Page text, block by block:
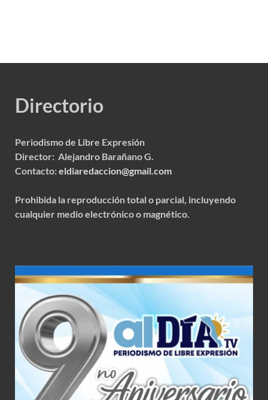
Directorio
Periodismo de Libre Expresión
Director: Alejandro Barañano G.
Contacto:eldiaredaccion@gmail.com
Prohibida la reproducción total o parcial, incluyendo
cualquier medio electrónico o magnético.